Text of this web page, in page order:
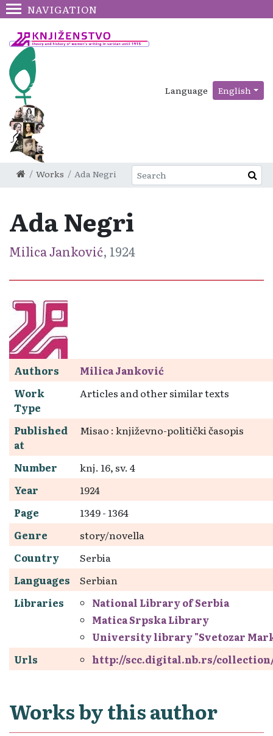
NAVIGATION
Language English
Works Ada Negri
Ada Negri
Milica Janković, 1924
Authors
Milica Janković
Work
Type
Articles and other similar texts
Published
at
Misao : književno-politički časopis
Number
knj. 16, sv. 4
Year
1924
Page
1349 - 1364
Genre
story/novella
Country
Serbia
Languages
Serbian
Libraries
National Library of Serbia
Matica Srpska Library
University library "Svetozar
Urls
http://scc.digital.nb.rs/
Works by this author